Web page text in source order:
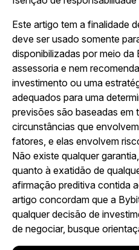
Este artigo tem a finalidade
deve ser usado somente
disponibilizadas por meio
assessoria e nem
investimento ou uma
adequados para uma
previsões são baseadas em
circunstâncias que
fatores, e elas envolvem
Não existe qualquer
quanto à exatidão de
afirmação preditiva contida
artigo concordam que a
qualquer decisão de
de negociar, busque